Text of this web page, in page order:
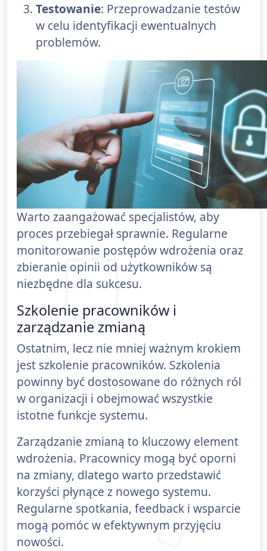
Testowanie: Przeprowadzanie testów
w celu identyfikacji ewentualnych
problemów.
Warto zaangażować specjalistów, aby
proces przebiegał sprawnie. Regularne
monitorowanie postępów wdrożenia oraz
zbieranie opinii od użytkowników są
niezbędne dla sukcesu.
Szkolenie pracowników i
zarządzanie zmianą
Ostatnim, lecz nie mniej ważnym krokiem
jest szkolenie pracowników. Szkolenia
powinny być dostosowane do różnych ról
w organizacji i obejmować wszystkie
istotne funkcje systemu.
Zarządzanie zmianą to kluczowy element
wdrożenia. Pracownicy mogą być oporni
na zmiany, dlatego warto przedstawić
korzyści płynące z nowego systemu.
Regularne spotkania, feedback i wsparcie
mogą pomóc w efektywnym przyjęciu
nowości.